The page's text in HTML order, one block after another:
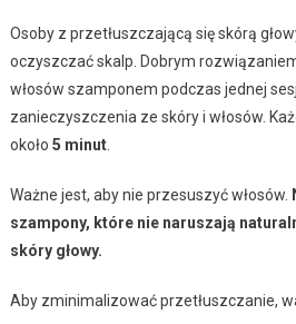
Osoby z przetłuszczającą się skórą
oczyszczać skalp. Dobrym
włosów szamponem podczas jednej
zanieczyszczenia ze skóry i włosów.
około 5 minut.
Ważne jest, aby nie przesuszyć włosów.
szampony, które nie naruszają
skóry głowy.
Aby zminimalizować przetłuszczanie,